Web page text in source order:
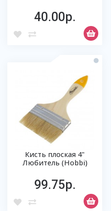
40.00р.
Кисть плоская 4"
Любитель (Hobbi)
99.75р.